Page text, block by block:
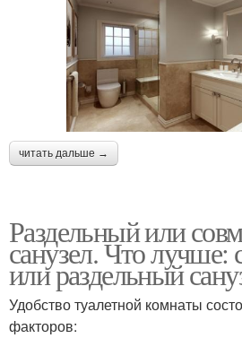
читать дальше →
Раздельный или
санузел. Что
или раздельный
Удобство туалетной комнаты
факторов: